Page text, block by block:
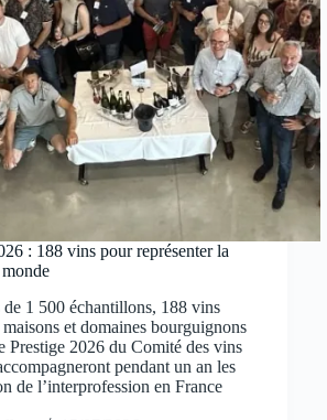
: 188 vins pour représenter la
de 1 500 échantillons, 188 vins
et domaines bourguignons
Prestige 2026 du Comité des vins
pendant un an les
de l’interprofession en France